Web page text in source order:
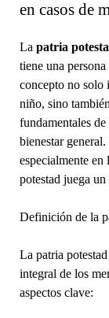
en casos de
La patria
tiene una
concepto no solo
niño, sino
fundamentales
bienestar
especialmente en
potestad juega
Definición de la
La patria
integral de los
aspectos clave: